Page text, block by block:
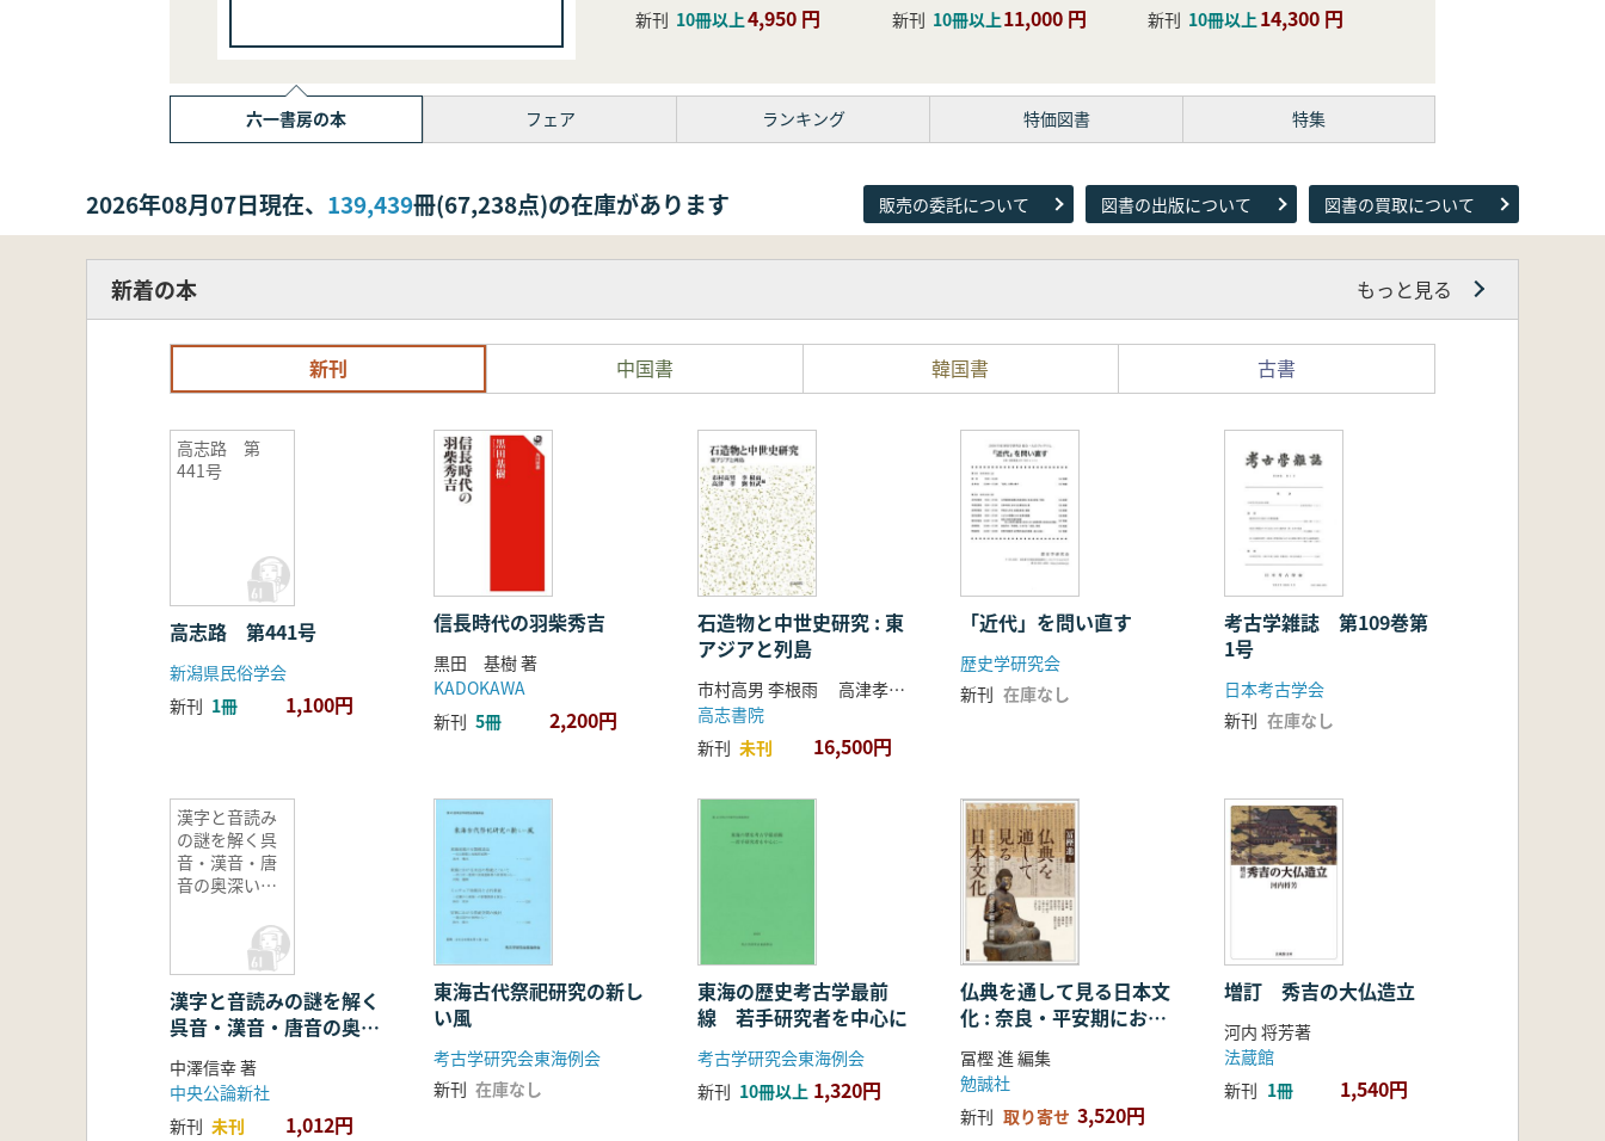
新刊 10冊以上4,950 円
新刊 10冊以上11,000 円
新刊 10冊以上14,300 円
六一書房の本 フェア ランキング 特価図書 特集
2026年08月07日現在、 139,439冊(67,238点)の在庫があります 販売の委託について 図書の出版について 図書の買取について
新着の本 もっと見る
新刊 中国書 韓国書 古書
高志路 第
441号
高志路 第441号
新潟県民俗学会
新刊 1冊 1,100円
信長時代の羽柴秀吉
黒田 基樹 著
KADOKAWA
新刊 5冊 2,200円
石造物と中世史研究 : 東
アジアと列島
市村高男 李根雨 高津孝 劉恒武 編
高志書院
新刊 未刊 16,500円
「近代」を問い直す
歴史学研究会
新刊 在庫なし
考古学雑誌 第109巻第
1号
日本考古学会
新刊 在庫なし
漢字と音読み
の謎を解く呉
音・漢音・唐
音の奥深い世
漢字と音読みの謎を解く
呉音・漢音・唐音の奥深
い世界
中澤信幸 著
中央公論新社
新刊 未刊 1,012円
東海古代祭祀研究の新し
い風
考古学研究会東海例会
新刊 在庫なし
東海の歴史考古学最前
線 若手研究者を中心に
考古学研究会東海例会
新刊 10冊以上 1,320円
仏典を通して見る日本文
化 : 奈良・平安期におけ
る仏教の受容・融合・展
開
冨樫 進 編集
勉誠社
新刊 取り寄せ 3,520円
増訂 秀吉の大仏造立
河内 将芳著
法蔵館
新刊 1冊 1,540円